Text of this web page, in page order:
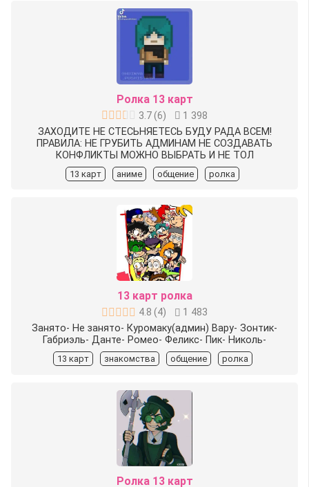
Ролка 13 карт
3.7(6)
1 398
ЗАХОДИТЕ НЕ СТЕСЬНЯЕТЕСЬ БУДУ РАДА ВСЕМ!
ПРАВИЛА: НЕ ГРУБИТЬ АДМИНАМ НЕ СОЗДАВАТЬ
КОНФЛИКТЫ МОЖНО ВЫБРАТЬ И НЕ ТОЛ
13 карт аниме общение ролка
13 карт ролка
4.8 (4)
1 483
Занято- Не занято- Куромаку(админ) Вару- Зонтик-
Габриэль- Данте- Ромео- Феликс- Пик- Николь-
13 карт знакомства общение ролка
Ролка 13 карт